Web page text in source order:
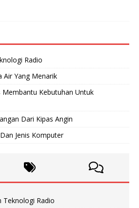
Radio
Air Yang Menarik
Membantu Kebutuhan Untuk
Dari Kipas Angin
Jenis Komputer
Teknologi Radio